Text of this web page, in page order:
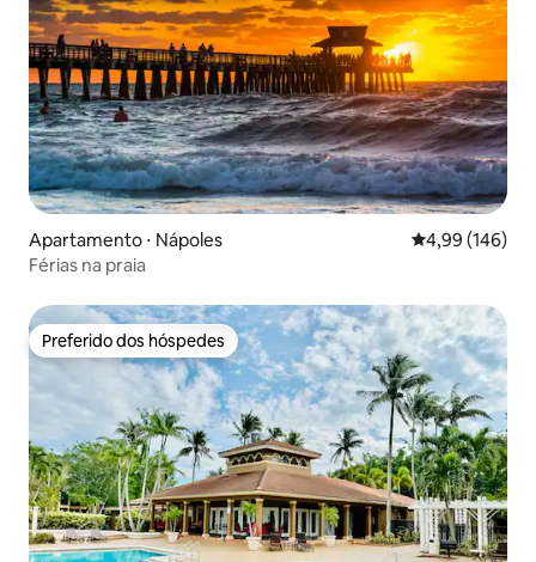
Apartamento ⋅ Nápoles 4,99 de uma
4,99 (146)
Férias na praia
Preferido dos hóspedes
Preferido dos hóspedes